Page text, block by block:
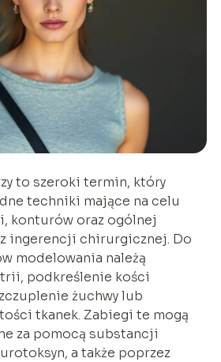
to szeroki termin, który
techniki mające na celu
konturów oraz ogólnej
ingerencji chirurgicznej. Do
modelowania należą
podkreślenie kości
żuchwy lub
tkanek. Zabiegi te mogą
za pomocą substancji
a także poprzez